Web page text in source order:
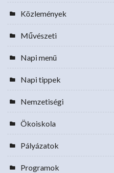
Közlemények
Művészeti
Napi menü
Napi tippek
Nemzetiségi
Ökoiskola
Pályázatok
Programok